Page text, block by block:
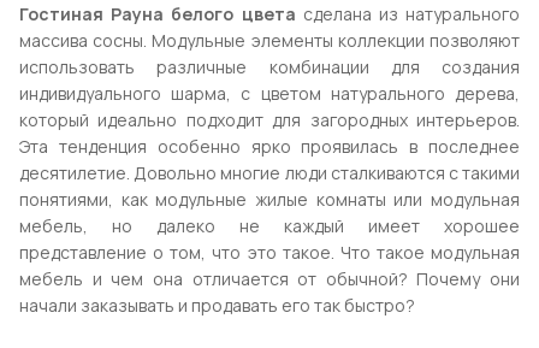
Гостиная Рауна белого цвета сделана из натурального
массива сосны. Модульные элементы коллекции позволяют
использовать различные комбинации для создания
индивидуального шарма, с цветом натурального дерева,
который идеально подходит для загородных интерьеров.
Эта тенденция особенно ярко проявилась в последнее
десятилетие. Довольно многие люди сталкиваются с такими
понятиями, как модульные жилые комнаты или модульная
мебель, но далеко не каждый имеет хорошее
представление о том, что это такое. Что такое модульная
мебель и чем она отличается от обычной? Почему они
начали заказывать и продавать его так быстро?